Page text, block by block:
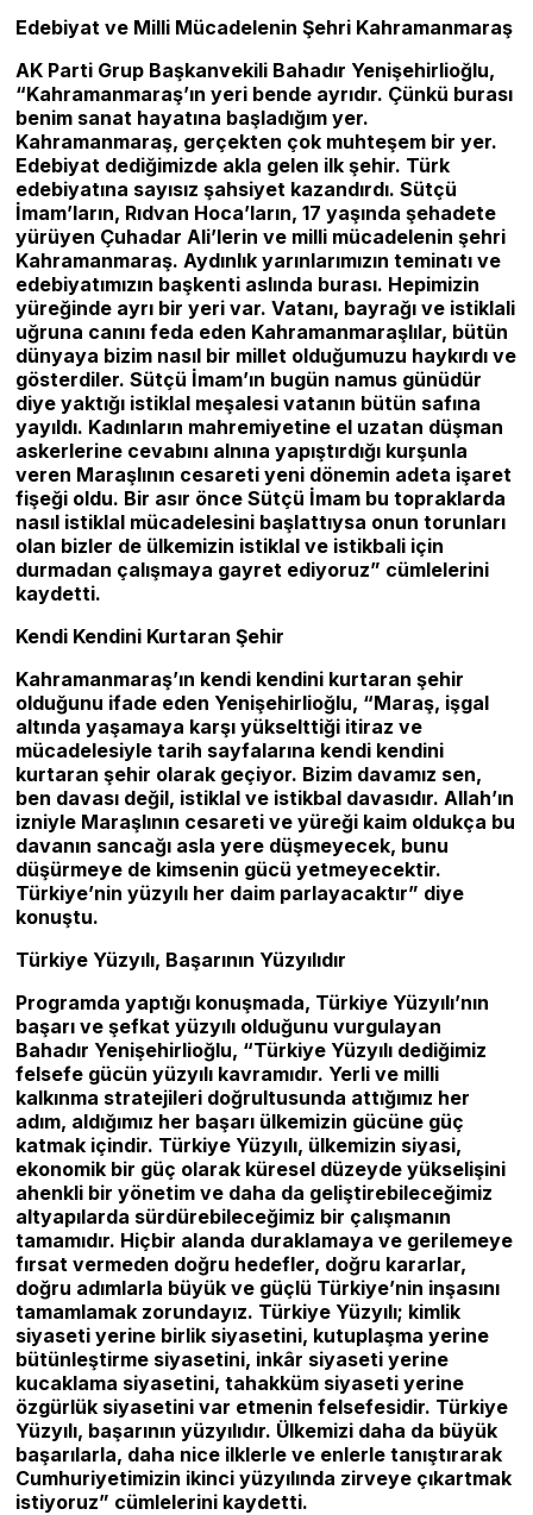
Edebiyat ve Milli Mücadelenin Şehri Kahramanmaraş
AK Parti Grup Başkanvekili Bahadır Yenişehirlioğlu,
“Kahramanmaraş’ın yeri bende ayrıdır. Çünkü burası
benim sanat hayatına başladığım yer.
Kahramanmaraş, gerçekten çok muhteşem bir yer.
Edebiyat dediğimizde akla gelen ilk şehir. Türk
edebiyatına sayısız şahsiyet kazandırdı. Sütçü
İmam’ların, Rıdvan Hoca’ların, 17 yaşında şehadete
yürüyen Çuhadar Ali’lerin ve milli mücadelenin şehri
Kahramanmaraş. Aydınlık yarınlarımızın teminatı ve
edebiyatımızın başkenti aslında burası. Hepimizin
yüreğinde ayrı bir yeri var. Vatanı, bayrağı ve istiklali
uğruna canını feda eden Kahramanmaraşlılar, bütün
dünyaya bizim nasıl bir millet olduğumuzu haykırdı ve
gösterdiler. Sütçü İmam’ın bugün namus günüdür
diye yaktığı istiklal meşalesi vatanın bütün safına
yayıldı. Kadınların mahremiyetine el uzatan düşman
askerlerine cevabını alnına yapıştırdığı kurşunla
veren Maraşlının cesareti yeni dönemin adeta işaret
fişeği oldu. Bir asır önce Sütçü İmam bu topraklarda
nasıl istiklal mücadelesini başlattıysa onun torunları
olan bizler de ülkemizin istiklal ve istikbali için
durmadan çalışmaya gayret ediyoruz” cümlelerini
kaydetti.
Kendi Kendini Kurtaran Şehir
Kahramanmaraş’ın kendi kendini kurtaran şehir
olduğunu ifade eden Yenişehirlioğlu, “Maraş, işgal
altında yaşamaya karşı yükselttiği itiraz ve
mücadelesiyle tarih sayfalarına kendi kendini
kurtaran şehir olarak geçiyor. Bizim davamız sen,
ben davası değil, istiklal ve istikbal davasıdır. Allah’ın
izniyle Maraşlının cesareti ve yüreği kaim oldukça bu
davanın sancağı asla yere düşmeyecek, bunu
düşürmeye de kimsenin gücü yetmeyecektir.
Türkiye’nin yüzyılı her daim parlayacaktır” diye
konuştu.
Türkiye Yüzyılı, Başarının Yüzyılıdır
Programda yaptığı konuşmada, Türkiye Yüzyılı’nın
başarı ve şefkat yüzyılı olduğunu vurgulayan
Bahadır Yenişehirlioğlu, “Türkiye Yüzyılı dediğimiz
felsefe gücün yüzyılı kavramıdır. Yerli ve milli
kalkınma stratejileri doğrultusunda attığımız her
adım, aldığımız her başarı ülkemizin gücüne güç
katmak içindir. Türkiye Yüzyılı, ülkemizin siyasi,
ekonomik bir güç olarak küresel düzeyde yükselişini
ahenkli bir yönetim ve daha da geliştirebileceğimiz
altyapılarda sürdürebileceğimiz bir çalışmanın
tamamıdır. Hiçbir alanda duraklamaya ve gerilemeye
fırsat vermeden doğru hedefler, doğru kararlar,
doğru adımlarla büyük ve güçlü Türkiye’nin inşasını
tamamlamak zorundayız. Türkiye Yüzyılı; kimlik
siyaseti yerine birlik siyasetini, kutuplaşma yerine
bütünleştirme siyasetini, inkâr siyaseti yerine
kucaklama siyasetini, tahakküm siyaseti yerine
özgürlük siyasetini var etmenin felsefesidir. Türkiye
Yüzyılı, başarının yüzyılıdır. Ülkemizi daha da büyük
başarılarla, daha nice ilklerle ve enlerle tanıştırarak
Cumhuriyetimizin ikinci yüzyılında zirveye çıkartmak
istiyoruz” cümlelerini kaydetti.